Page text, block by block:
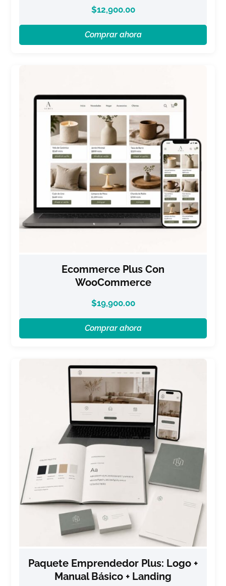
$12,900.00
Comprar ahora
Ecommerce Plus Con
WooCommerce
$19,900.00
Comprar ahora
Paquete Emprendedor Plus: Logo +
Manual Básico + Landing